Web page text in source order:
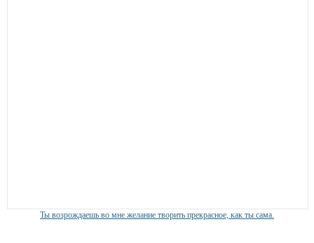
Ты возрождаешь во мне желание творить прекрасное, как ты сама.